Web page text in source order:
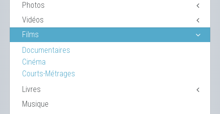
Photos
Vidéos
Films
Documentaires
Cinéma
Courts-Métrages
Livres
Musique